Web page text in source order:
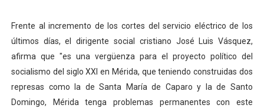
Campo Elías avanza con plan de asfaltado
Encuentro estadal fortalece la coordinación de
Gobernador Arnaldo Sánchez apadrina a más de 993
Frente al incremento de los cortes del servicio eléctrico de los
últimos días, el dirigente social cristiano José Luis Vásquez,
afirma que "es una vergüenza para el proyecto político del
socialismo del siglo XXI en Mérida, que teniendo construidas dos
represas como la de Santa María de Caparo y la de Santo
Domingo, Mérida tenga problemas permanentes con este